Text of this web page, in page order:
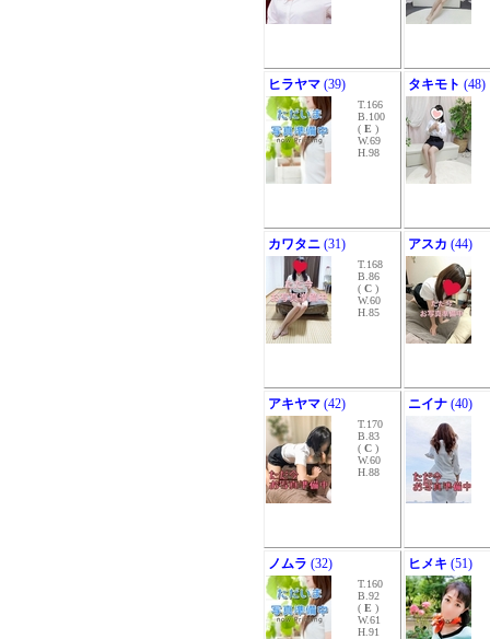
ヒラヤマ (39)
T.166
B.100
( E )
W.69
H.98
タキモト (48)
カワタニ (31)
T.168
B.86
( C )
W.60
H.85
アスカ (44)
アキヤマ (42)
T.170
B.83
( C )
W.60
H.88
ニイナ (40)
ノムラ (32)
T.160
B.92
( E )
W.61
H.91
ヒメキ (51)